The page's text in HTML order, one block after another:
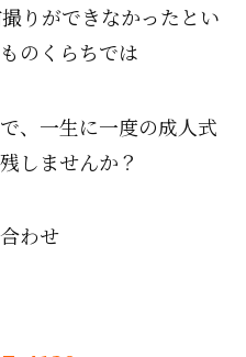
りができなかったとい
のくらちでは
、一生に一度の成人式
しませんか？
わせ